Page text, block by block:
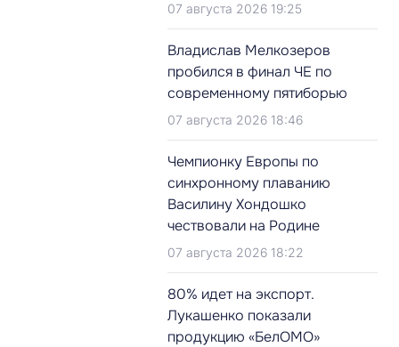
07 августа 2026 19:25
Владислав Мелкозеров
пробился в финал ЧЕ по
современному пятиборью
07 августа 2026 18:46
Чемпионку Европы по
синхронному плаванию
Василину Хондошко
чествовали на Родине
07 августа 2026 18:22
80% идет на экспорт.
Лукашенко показали
продукцию «БелОМО»